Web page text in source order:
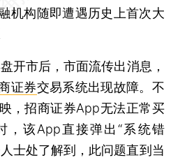
机构随即遭遇历史上首次大
开市后，市面流传出消息，
证券交易系统出现故障。不
，招商证券App无法正常买
，该App直接弹出“系统错
士处了解到，此问题直到当